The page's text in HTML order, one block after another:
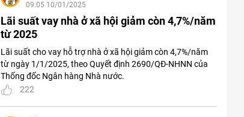
09:05 10/01/2025
Lãi suất vay nhà ở xã hội giảm còn 4,7%/năm
từ 2025
Lãi suất cho vay hỗ trợ nhà ở xã hội giảm còn 4,7%/năm
từ ngày 1/1/2025, theo Quyết định 2690/QĐ-NHNN của
Thống đốc Ngân hàng Nhà nước.
222